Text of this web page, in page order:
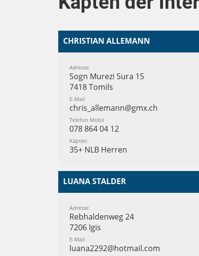
CHRISTIAN ALLEMANN
Adresse
Sogn Murezi Sura 15
7418 Tomils
E-Mail
chris_allemann@gmx.ch
Telefon Mobil
078 864 04 12
Käpten
35+ NLB Herren
LUANA STALDER
Adresse
Rebhaldenweg 24
7206 Igis
E-Mail
luana2292@hotmail.com